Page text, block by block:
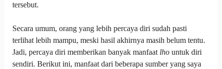
tersebut.
Secara umum, orang yang lebih percaya diri sudah pasti
terlihat lebih mampu, meski hasil akhirnya masih belum tentu.
Jadi, percaya diri memberikan banyak manfaat lhountuk diri
sendiri. Berikut ini, manfaat dari beberapa sumber yang saya